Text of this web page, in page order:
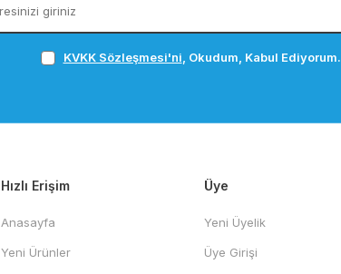
KVKK Sözleşmesi'ni , Okudum, Kabul Ediyorum.
Hızlı Erişim
Anasayfa
Yeni Ürünler
Üye
Yeni Üyelik
Üye Girişi